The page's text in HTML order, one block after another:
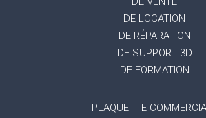
DE LOCATION
DE RÉPARATION
DE SUPPORT 3D
DE FORMATION
PLAQUETTE